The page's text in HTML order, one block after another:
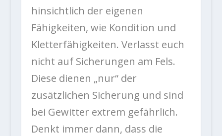
hinsichtlich der eigenen
Fähigkeiten, wie Kondition und
Kletterfähigkeiten. Verlasst euch
nicht auf Sicherungen am Fels.
Diese dienen „nur“ der
zusätzlichen Sicherung und sind
bei Gewitter extrem gefährlich.
Denkt immer dann, dass die